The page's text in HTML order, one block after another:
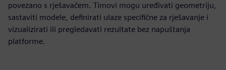
povezano s rješavačem. Timovi mogu uređivati geometriju,
sastaviti modele, definirati ulaze specifične za rješavanje i
vizualizirati ili pregledavati rezultate bez napuštanja
platforme.